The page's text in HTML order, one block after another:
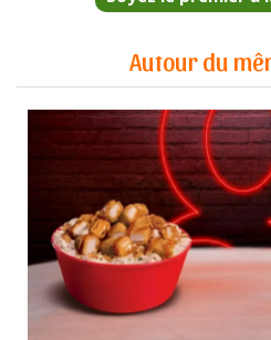
Autour du